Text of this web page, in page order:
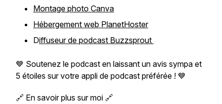
Montage photo Canva
Hébergement web PlanetHoster
Diffuseur de podcast Buzzsprout
💙 Soutenez le podcast en laissant un avis sympa et
5 étoiles sur votre appli de podcast préférée ! 💙
🔗 En savoir plus sur moi 🔗